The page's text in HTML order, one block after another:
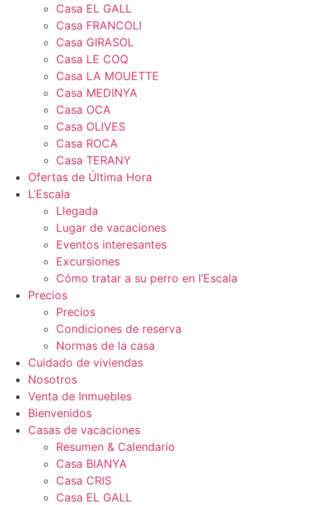
Casa EL GALL
Casa FRANCOLI
Casa GIRASOL
Casa LE COQ
Casa LA MOUETTE
Casa MEDINYA
Casa OCA
Casa OLIVES
Casa ROCA
Casa TERANY
Ofertas de Última Hora
L’Escala
Llegada
Lugar de vacaciones
Eventos interesantes
Excursiones
Cómo tratar a su perro en l’Escala
Precios
Precios
Condiciones de reserva
Normas de la casa
Cuidado de viviendas
Nosotros
Venta de Inmuebles
Bienvenidos
Casas de vacaciones
Resumen & Calendario
Casa BIANYA
Casa CRIS
Casa EL GALL